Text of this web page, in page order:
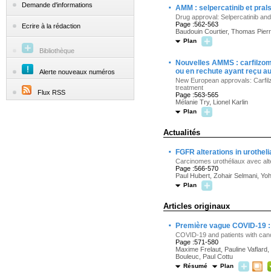
Demande d'informations
Ecrire à la rédaction
Bibliothèque
Alerte nouveaux numéros
Flux RSS
· AMM : selpercatinib et
Drug approval: Selpercatinib
Page :562-563
Baudouin Courtier, Thomas
Plan
·
Nouvelles AMMS :
ou en rechute ayant reçu
New European approvals:
treatment
Page :563-565
Mélanie Try, Lionel Karlin
Plan
Actualités
· FGFR alterations in
Carcinomes urothéliaux avec
Page :566-570
Paul Hubert, Zohair Selmani,
Plan
Articles originaux
· Première vague COVID-19
COVID-19 and patients with
Page :571-580
Maxime Frelaut, Pauline
Bouleuc, Paul Cottu
Résumé Plan